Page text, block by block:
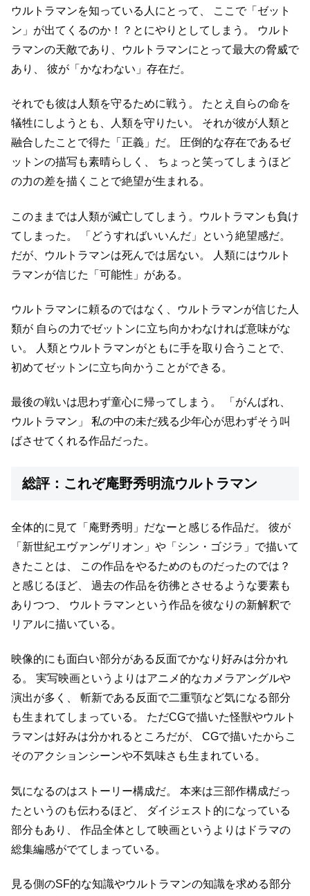
ウルトラマンを知っている人にとって、
ここで「ゼット
ン」が出てくるのか！？とにやりとしてしまう。
ウルト
ラマンの天敵であり、ウルトラマンにとって最大の脅威で
あり、
彼が「かなわない」存在だ。
それでも彼は人類を守るために戦う。
たとえ自らの命を
犠牲にしようとも、人類を守りたい。
それが彼が人類と
融合したことで得た「正義」だ。
圧倒的な存在であるゼ
ットンの描写も素晴らしく、
ちょっと笑ってしまうほど
の力の差を描くことで絶望が生まれる。
このままでは人類が滅亡してしまう。ウルトラマンも負け
てしまった。
「どうすればいいんだ」という絶望感だ。
だが、ウルトラマンは死んでは居ない。
人類にはウルト
ラマンが信じた「可能性」がある。
ウルトラマンに頼るのではなく、ウルトラマンが信じた人
類が 自らの力でゼットンに立ち向かわなければ意味がな
い。
人類とウルトラマンがともに手を取り合うことで、
初めてゼットンに立ち向かうことができる。
最後の戦いは思わず童心に帰ってしまう。
「がんばれ、
ウルトラマン」
私の中の未だ残る少年心が思わずそう叫
ばさせてくれる作品だった。
総評：これぞ庵野秀明流ウルトラマン
全体的に見て「庵野秀明」だなーと感じる作品だ。
彼が
「新世紀エヴァンゲリオン」や「シン・ゴジラ」で描いて
きたことは、
この作品をやるためのものだったのでは？
と感じるほど、
過去の作品を彷彿とさせるような要素も
ありつつ、
ウルトラマンという作品を彼なりの新解釈で
リアルに描いている。
映像的にも面白い部分がある反面でかなり好みは分かれ
る。
実写映画というよりはアニメ的なカメラアングルや
演出が多く、
斬新である反面で二重顎など気になる部分
も生まれてしまっている。
ただCGで描いた怪獣やウルト
ラマンは好みは分かれるところだが、
CGで描いたからこ
そのアクションシーンや不気味さも生まれている。
気になるのはストーリー構成だ。
本来は三部作構成だっ
たというのも伝わるほど、
ダイジェスト的になっている
部分もあり、
作品全体として映画というよりはドラマの
総集編感がでてしまっている。
見る側のSF的な知識やウルトラマンの知識を求める部分